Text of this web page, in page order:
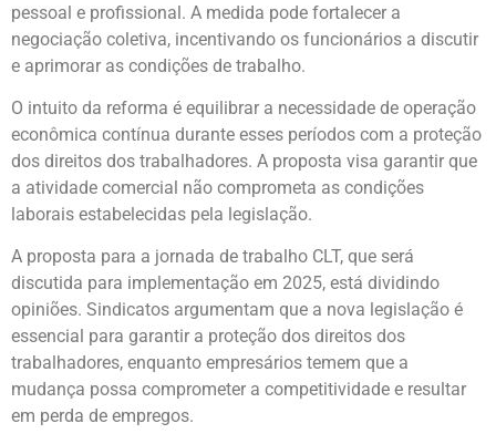
pessoal e profissional. A medida pode fortalecer a
negociação coletiva, incentivando os funcionários a discutir
e aprimorar as condições de trabalho.
O intuito da reforma é equilibrar a necessidade de operação
econômica contínua durante esses períodos com a proteção
dos direitos dos trabalhadores. A proposta visa garantir que
a atividade comercial não comprometa as condições
laborais estabelecidas pela legislação.
A proposta para a jornada de trabalho CLT, que será
discutida para implementação em 2025, está dividindo
opiniões. Sindicatos argumentam que a nova legislação é
essencial para garantir a proteção dos direitos dos
trabalhadores, enquanto empresários temem que a
mudança possa comprometer a competitividade e resultar
em perda de empregos.